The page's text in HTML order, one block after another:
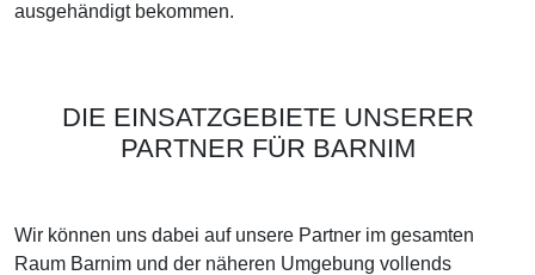
ausgehändigt bekommen.
DIE EINSATZGEBIETE UNSERER
PARTNER FÜR BARNIM
Wir können uns dabei auf unsere Partner im gesamten
Raum Barnim und der näheren Umgebung vollends